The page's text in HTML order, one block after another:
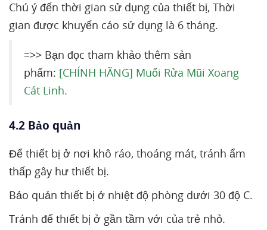
Chú ý đến thời gian sử dụng của thiết bị, Thời
gian được khuyến cáo sử dụng là 6 tháng.
=>> Bạn đọc tham khảo thêm sản
phẩm: [CHÍNH HÃNG] Muối Rửa Mũi Xoang
Cát Linh.
4.2 Bảo quản
Để thiết bị ở nơi khô ráo, thoáng mát, tránh ẩm
thấp gây hư thiết bị.
Bảo quản thiết bị ở nhiệt độ phòng dưới 30 độ C.
Tránh để thiết bị ở gần tầm với của trẻ nhỏ.